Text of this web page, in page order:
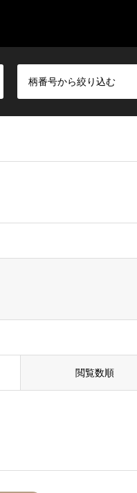
柄番号から絞り込む
閲覧数順